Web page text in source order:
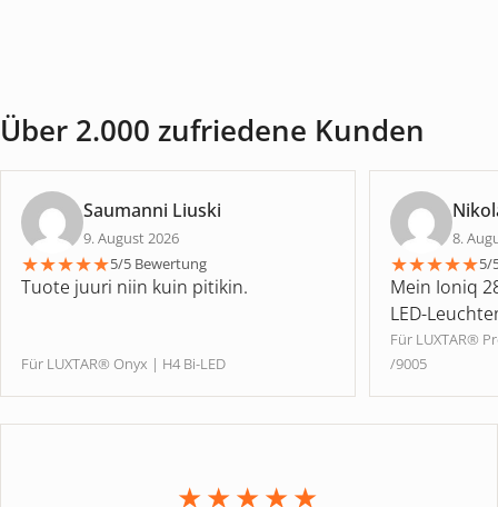
Über 2.000 zufriedene Kunden
Saumanni Liuski
9. August 2026
★★★★★5/5 Bewertung
Tuote juuri niin kuin pitikin.
Für LUXTAR® Onyx | H4 Bi-LED
8.
★★★★★5/
Mein Ioniq
LED-
Für LUXTAR®
/9005
★★★★★